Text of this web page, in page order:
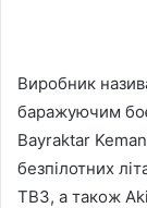
Виробник
баражуючим
Bayraktar
безпілотних
TB3, а також